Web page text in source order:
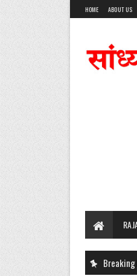
HOME ABOUT US
Breaking